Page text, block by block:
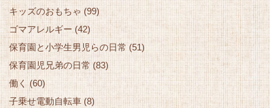
キッズのおもちゃ (99)
ゴマアレルギー(42)
保育園と小学生男児らの日常 (51)
保育園児兄弟の日常(83)
働く(60)
子乗せ電動自転車 (8)